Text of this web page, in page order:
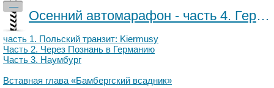
—
Осенний автомарафон - часть 4. Германия: путеводитель по Бамбергу
часть 1. Польский транзит: Kiermusy
Часть 2. Через Познань в Германию
Часть 3. Наумбург
Вставная глава «Бамбергский всадник»